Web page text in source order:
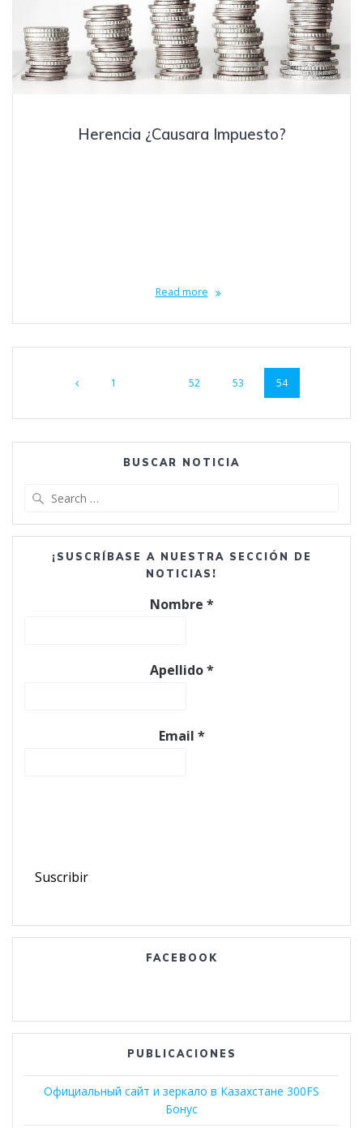
Herencia ¿Causara Impuesto?
Read more
navigationPage
1 Page
52 Page
53 Page
54
BUSCAR NOTICIA
¡SUSCRÍBASE A NUESTRA SECCIÓN DE
NOTICIAS!
Nombre *
Apellido*
Email *
FACEBOOK
PUBLICACIONES
Официальный сайт и зеркало в Казахстане 300FS
Бонус